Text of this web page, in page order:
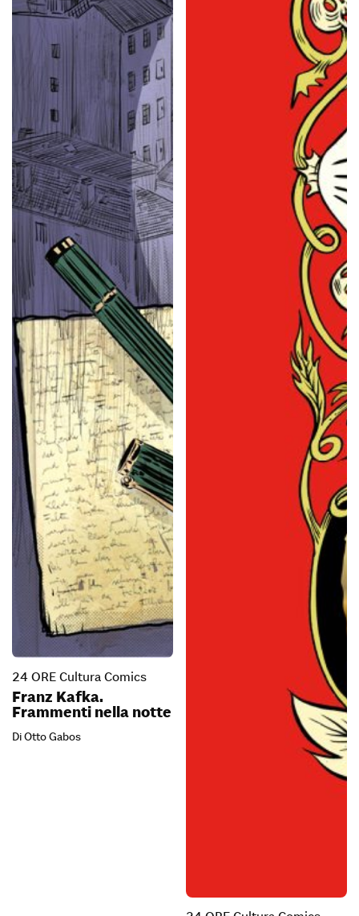
24 ORE Cultura Comics
Franz Kafka.
Frammenti nella notte
Di Otto Gabos